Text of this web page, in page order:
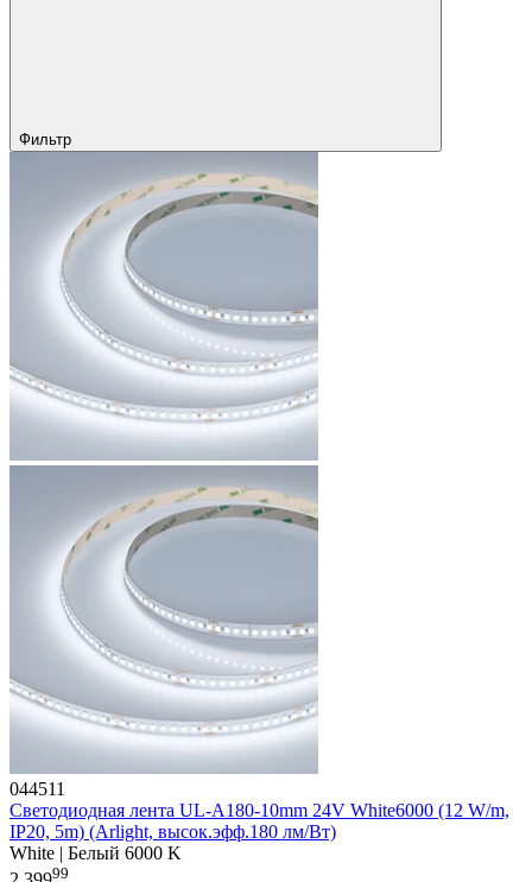
Фильтр
044511
Светодиодная лента UL-A180-10mm 24V White6000 (12 W/m,
IP20, 5m) (Arlight, высок.эфф.180 лм/Вт)
White | Белый 6000 K
99